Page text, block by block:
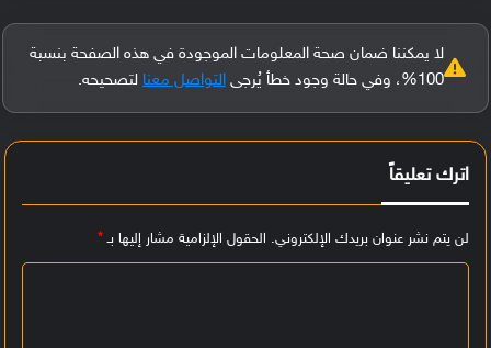
لا يمكننا ضمان صحة المعلومات الموجودة في هذه الصفحة بنسبة
100%، وفي حالة وجود خطأ يُرجى
التواصل معنا لتصحيحه.
اترك تعليقاً
لن يتم نشر عنوان بريدك الإلكتروني. الحقول الإلزامية مشار إليها بـ*